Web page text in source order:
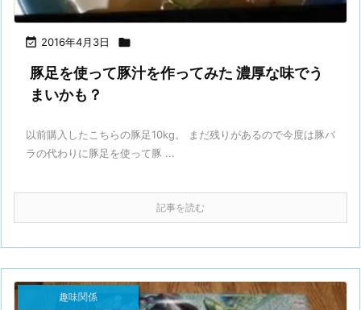
 2016年4月3日 
豚足を使って豚汁を作ってみた 濃厚な味でう
まいかも？
以前購入したこちらの豚足10kg。 まだ残りがあるので今度は豚バ
ラの代わりに豚足を使って豚 ...
記事を読む
趣味関係